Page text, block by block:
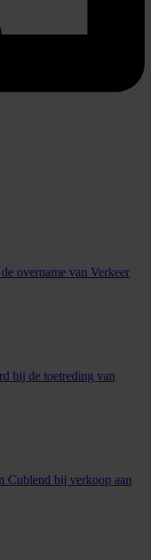
overname van Verkeer
bij de toetreding van
Cublend bij verkoop aan